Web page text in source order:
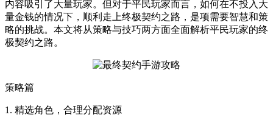
内容吸引了大量玩家。但对于平民玩家而言，如何在不投入大
量金钱的情况下，顺利走上终极契约之路，是项需要智慧和策
略的挑战。本文将从策略与技巧两方面全面解析平民玩家的终
极契约之路。
策略篇
1. 精选角色，合理分配资源